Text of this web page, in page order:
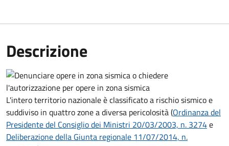
Descrizione
L'intero territorio nazionale è classificato a rischio sismico e
suddiviso in quattro zone a diversa pericolosità (Ordinanza del
Presidente del Consiglio dei Ministri 20/03/2003, n. 3274e
Deliberazione della Giunta regionale 11/07/2014, n.